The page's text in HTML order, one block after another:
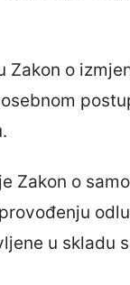
Zakon o
Zakon o
u skladu